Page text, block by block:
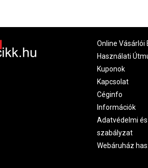
Online Vásárlói
Használati
Kuponok
Kapcsolat
Céginfo
Információk
Adatvédelmi
szabályzat
Webáruház